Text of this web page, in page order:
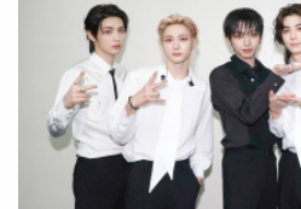
資能力、現金流，以及能否承受
賺 6% 真的穩賺？專家揭「隱形
用的一套公式。假設房貸利率只
率約6%，如果不提前還房貸，
論上就多出約4%的報酬。徐佳
邏輯沒有錯，但真正的問題在於
ETF報酬卻是不確定收益。她指